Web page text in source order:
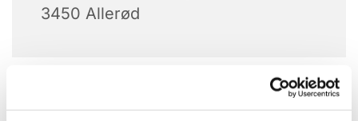
3450 Allerød